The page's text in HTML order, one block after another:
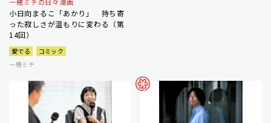
一穂ミチの日々漫画
小日向まるこ「あかり」 持ち寄
った寂しさが温もりに変わる（第
14回）
愛でる
コミック
一穂ミチ